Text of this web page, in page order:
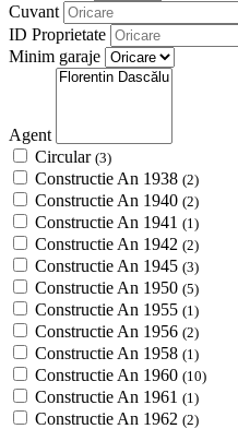
Cuvant
ID Proprietate
Minim garaje
Agent
Circular (3)
Constructie An 1938 (2)
Constructie An 1940 (2)
Constructie An 1941 (1)
Constructie An 1942 (2)
Constructie An 1945 (3)
Constructie An 1950 (5)
Constructie An 1955 (1)
Constructie An 1956 (2)
Constructie An 1958 (1)
Constructie An 1960 (10)
Constructie An 1961 (1)
Constructie An 1962 (2)